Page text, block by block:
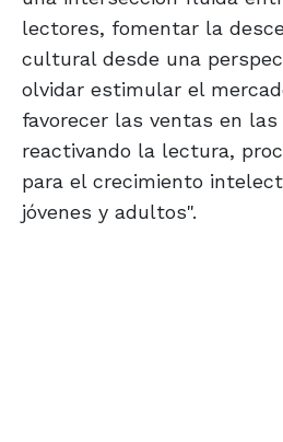
lectores, fomentar la
cultural desde una
olvidar estimular el
favorecer las ventas en
reactivando la lectura,
para el crecimiento
jóvenes y adultos".